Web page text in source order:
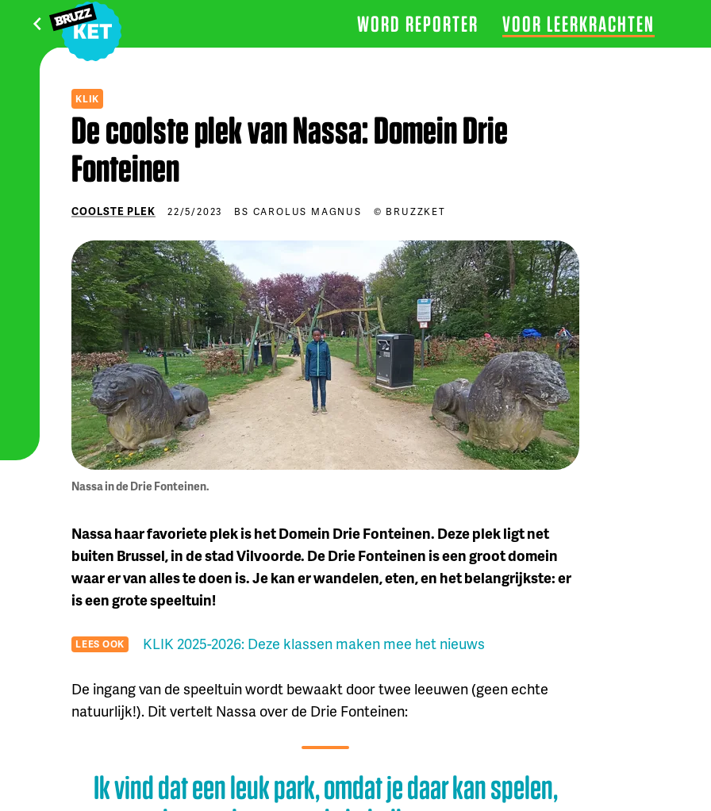
WORD REPORTER VOOR LEERKRACHTEN
KLIK
De coolste plek van Nassa: Domein Drie
Fonteinen
COOLSTE PLEK 22/5/2023 BS CAROLUS MAGNUS © BRUZZKET
Nassa in de Drie Fonteinen.
Nassa haar favoriete plek is het Domein Drie Fonteinen. Deze plek ligt net
buiten Brussel, in de stad Vilvoorde. De Drie Fonteinen is een groot domein
waar er van alles te doen is. Je kan er wandelen, eten, en het belangrijkste: er
is een grote speeltuin!
LEES OOK KLIK 2025-2026: Deze klassen maken mee het nieuws
De ingang van de speeltuin wordt bewaakt door twee leeuwen (geen echte
natuurlijk!). Dit vertelt Nassa over de Drie Fonteinen:
Ik vind dat een leuk park, omdat je daar kan spelen,